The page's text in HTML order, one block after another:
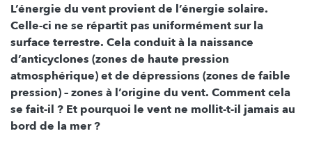
L’énergie du vent provient de l’énergie solaire.
Celle-ci ne se répartit pas uniformément sur la
surface terrestre. Cela conduit à la naissance
d’anticyclones (zones de haute pression
atmosphérique) et de dépressions (zones de faible
pression) – zones à l’origine du vent. Comment cela
se fait-il ? Et pourquoi le vent ne mollit-t-il jamais au
bord de la mer ?